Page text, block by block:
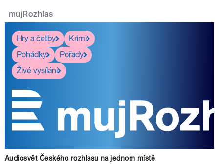
mujRozhlas
Hry a četby
Krimi
Pohádky
Pořady
Živé vysílání
Audiosvět Českého rozhlasu na jednom místě